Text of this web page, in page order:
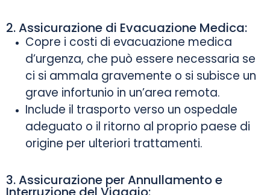
2. Assicurazione di Evacuazione Medica:
Copre i costi di evacuazione medica
d’urgenza, che può essere necessaria se
ci si ammala gravemente o si subisce un
grave infortunio in un’area remota.
Include il trasporto verso un ospedale
adeguato o il ritorno al proprio paese di
origine per ulteriori trattamenti.
3. Assicurazione per Annullamento e